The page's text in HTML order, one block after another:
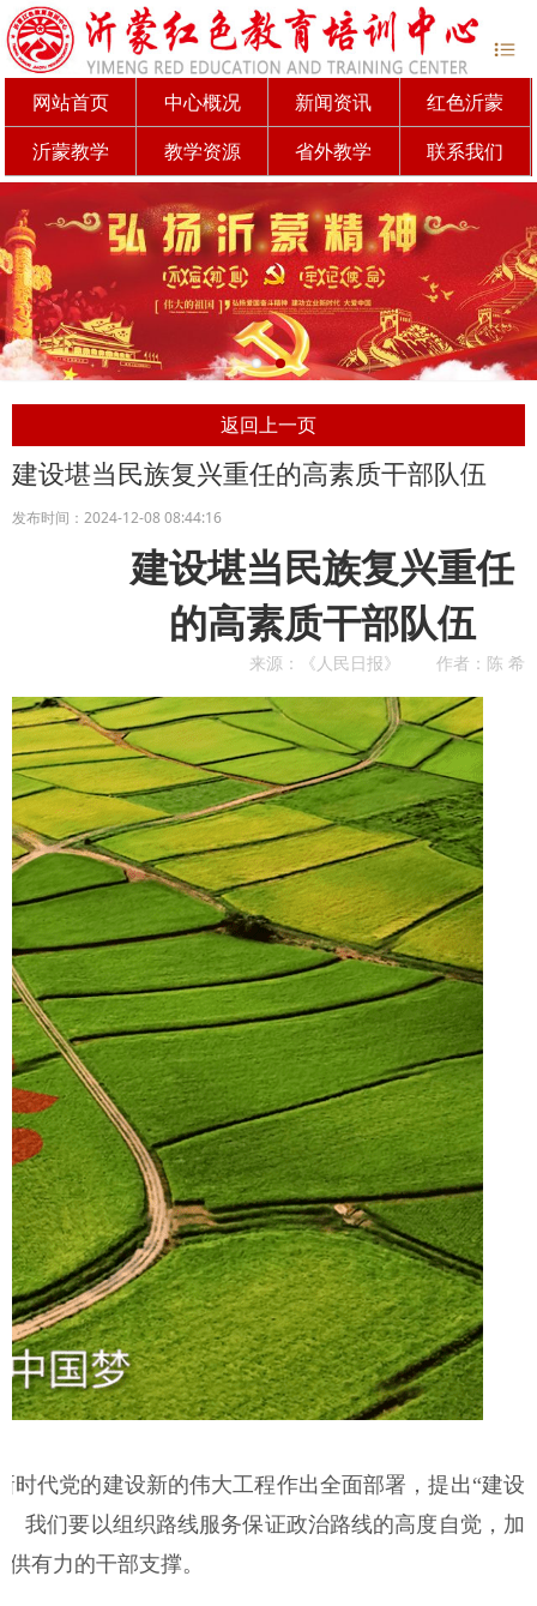
网站首页 中心概况 新闻资讯
红色沂蒙
沂蒙教学
教学资源 省外教学 联系我们
返回上一页
建设堪当民族复兴重任的高素质干部队伍
发布时间：2024-12-08 08:44:16
建设堪当民族复兴重任
的高素质干部队伍
来源：《人民日报》 作者：陈 希
代党的建设新的伟大工程作出全面部署，提出“建设
我们要以组织路线服务保证政治路线的高度自觉，加
有力的干部支撑。